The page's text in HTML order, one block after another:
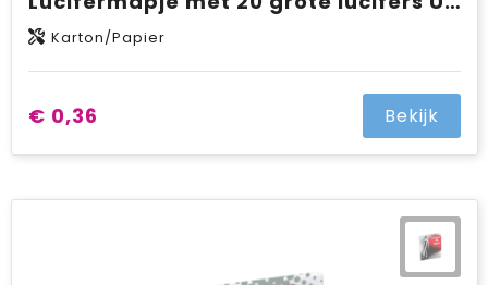
Karton/Papier
€ 0,36 Bekijk